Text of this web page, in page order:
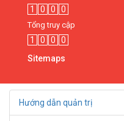
1 0 0 0
Tổng truy cập
1 0 0
0
Sitemaps
Hướng dẫn quản trị